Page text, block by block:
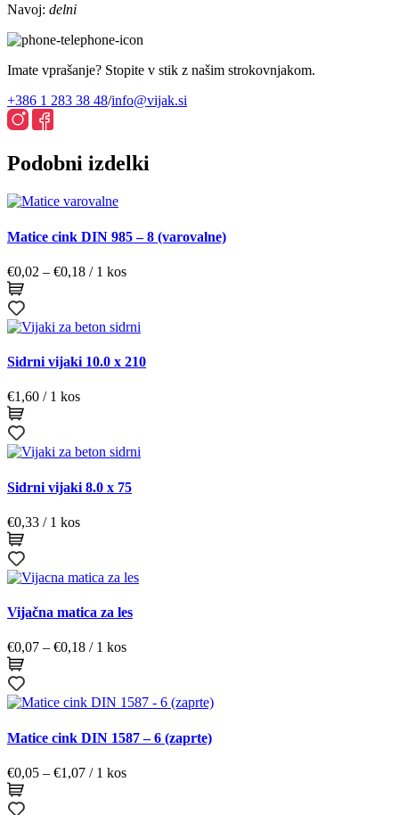
Navoj: delni
Imate vprašanje? Stopite v stik z našim strokovnjakom.
+386 1 283 38 48/info@vijak.si
Podobni izdelki
Matice cink DIN 985 – 8 (varovalne)
€0,02 – €0,18Cenovni
€0,02
do
/ 1 kos
Sidrni vijaki 10.0 x 210
€1,60 / 1 kos
Sidrni vijaki 8.0 x 75
€0,33 / 1 kos
Vijačna matica za les
€0,07 – €0,18Cenovni
€0,07
do
/ 1 kos
Matice cink DIN 1587 – 6 (zaprte)
€0,05 – €1,07Cenovni
/ 1 kos